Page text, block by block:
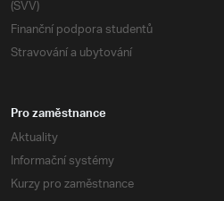
(SVV)
Finanční podpora studentů
Stravování a ubytování
Pro zaměstnance
Aktuality
Informační systémy
Kurzy pro zaměstnance